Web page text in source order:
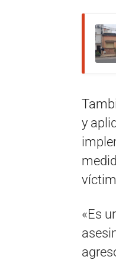
y
«Es